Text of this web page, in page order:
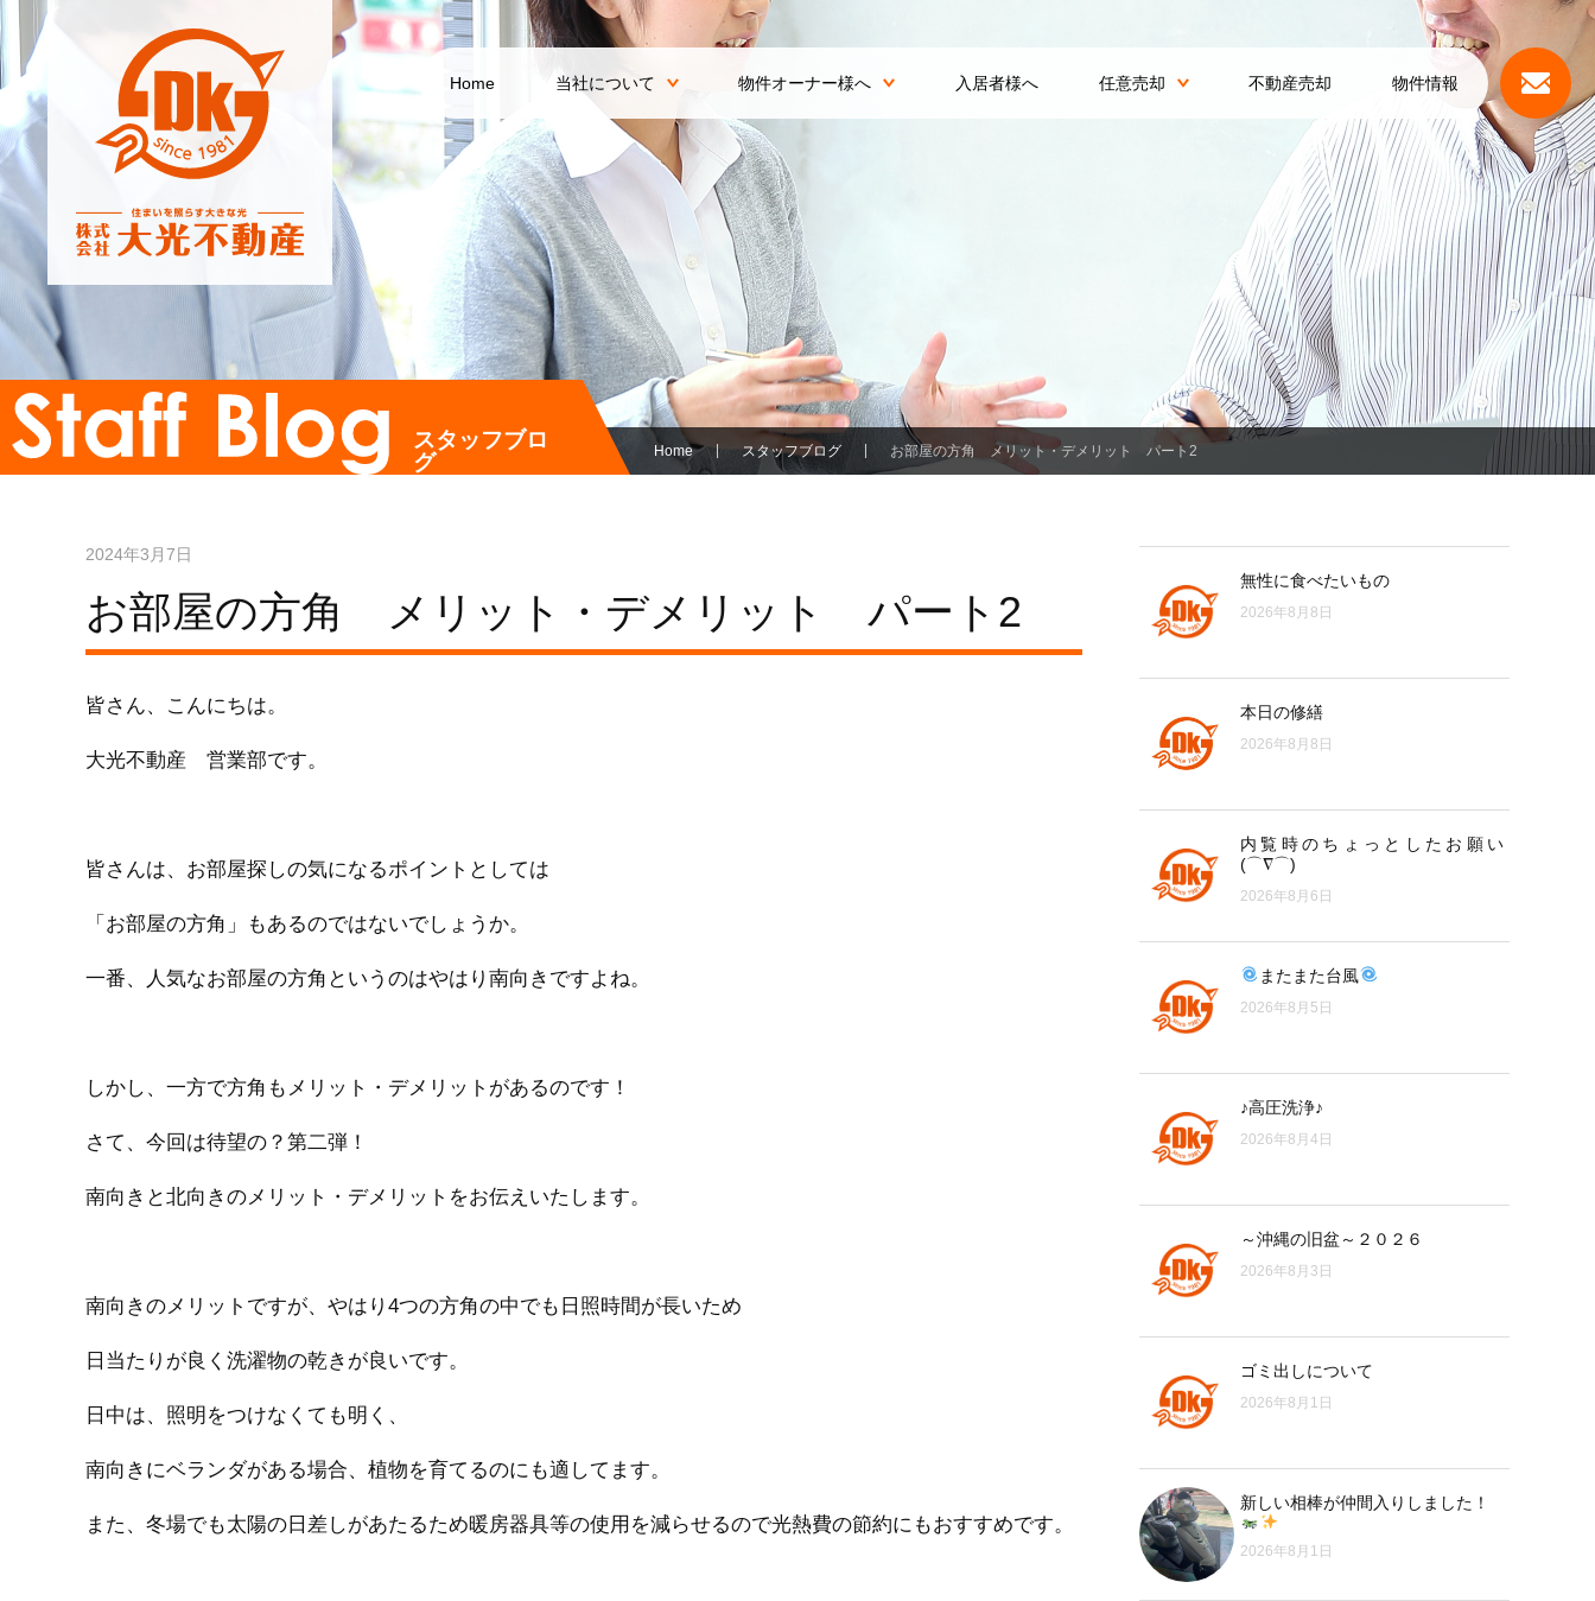
Home 当社について 物件オーナー様へ 入居者様へ 任意売却 不動産売却 物件情報
スタッフブロ
グ
Home スタッフブログ お部屋の方角 メリット・デメリット パート2
2024年3月7日
お部屋の方角 メリット・デメリット パート2
皆さん、こんにちは。
大光不動産 営業部です。
皆さんは、お部屋探しの気になるポイントとしては
「お部屋の方角」もあるのではないでしょうか。
一番、人気なお部屋の方角というのはやはり南向きですよね。
しかし、一方で方角もメリット・デメリットがあるのです！
さて、今回は待望の？第二弾！
南向きと北向きのメリット・デメリットをお伝えいたします。
南向きのメリットですが、やはり4つの方角の中でも日照時間が長いため
日当たりが良く洗濯物の乾きが良いです。
日中は、照明をつけなくても明く、
南向きにベランダがある場合、植物を育てるのにも適してます。
また、冬場でも太陽の日差しがあたるため暖房器具等の使用を減らせるので光熱費の節約にもおすすめです。
無性に食べたいもの
2026年8月8日
本日の修繕
2026年8月8日
内覧時のちょっとしたお願い
(⌒∇⌒)
2026年8月6日
またまた台風
2026年8月5日
♪高圧洗浄♪
2026年8月4日
～沖縄の旧盆～２０２６
2026年8月3日
ゴミ出しについて
2026年8月1日
新しい相棒が仲間入りしました！
2026年8月1日